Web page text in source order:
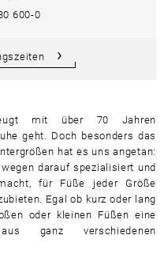
600-0
mit über 70 Jahren
geht. Doch besonders das
hat es uns angetan:
darauf spezialisiert und
für Füße jeder Größe
Egal ob kurz oder lang
oder kleinen Füßen eine
ganz verschiedenen